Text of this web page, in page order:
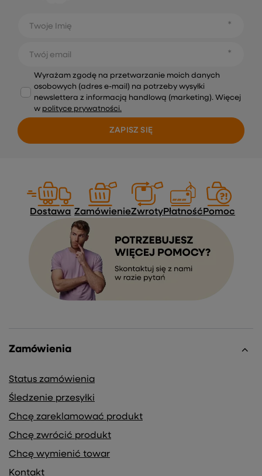
Twoje Imię
Twój email
Wyrażam zgodę na przetwarzanie moich danych
osobowych (adres e-mail) na potrzeby wysyłki
newslettera z informacją handlową (marketing). Więcej
w polityce prywatności.
ZAPISZ SIĘ
Dostawa ZamówienieZwrotyPłatność Pomoc
Zamówienia
Status zamówienia
Śledzenie przesyłki
Chcę zareklamować produkt
Chcę zwrócić produkt
Chcę wymienić towar
Kontakt